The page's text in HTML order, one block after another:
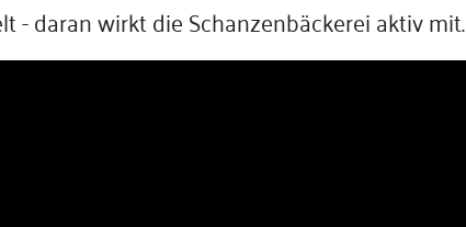
- daran wirkt die Schanzenbäckerei aktiv mit.